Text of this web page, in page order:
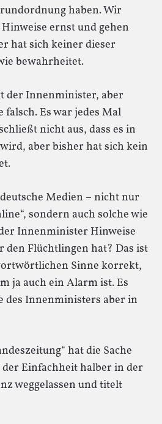
haben. Wir
ernst und gehen
hat sich keiner dieser
bewahrheitet.
der Innenminister, aber
falsch. Es war jedes Mal
nicht aus, dass es in
aber bisher hat sich kein
Medien – nicht nur
sondern auch solche wie
Innenminister Hinweise
Flüchtlingen hat? Das ist
Sinne korrekt,
ja auch ein Alarm ist. Es
des Innenministers aber in
hat die Sache
der Einfachheit halber in der
weggelassen und titelt